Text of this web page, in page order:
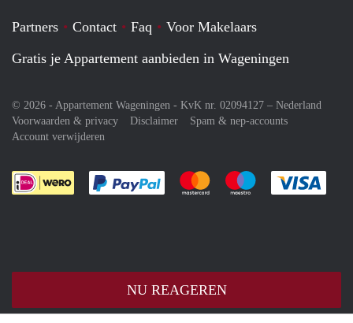
NU REAGEREN
Partners Contact Faq
Voor Makelaars
Gratis je Appartement aanbieden in Wageningen
© 2026 - Appartement Wageningen - KvK nr. 02094127 – Nederland
Voorwaarden & privacy
Disclaimer
Spam & nep-accounts
Account verwijderen
Je rekent gemakkelijk af met Paypal
Je rekent gemakkelijk af met
Je rekent